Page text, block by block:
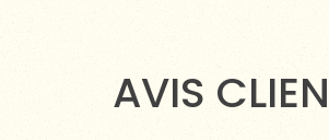
AVIS